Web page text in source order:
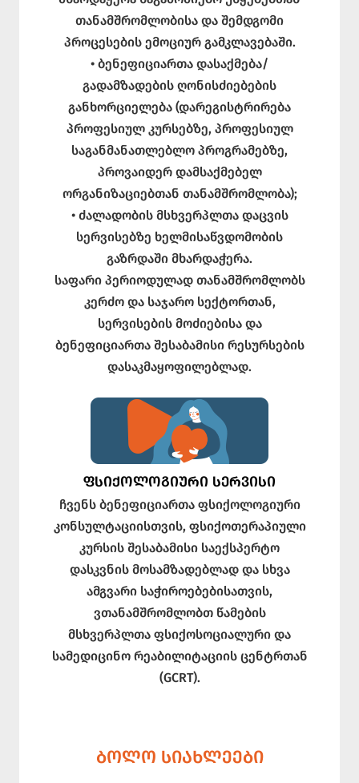
თანამშრომლობისა და შემდგომი
პროცესების ემოციურ გამკლავებაში.
• ბენეფიციართა დასაქმება/
გადამზადების ღონისძიებების
განხორციელება (დარეგისტრირება
პროფესიულ კურსებზე, პროფესიულ
საგანმანათლებლო პროგრამებზე,
პროვაიდერ დამსაქმებელ
ორგანიზაციებთან თანამშრომლობა);
• ძალადობის მსხვერპლთა დაცვის
სერვისებზე ხელმისაწვდომობის
გაზრდაში მხარდაჭერა.
საფარი პერიოდულად თანამშრომლობს
კერძო და საჯარო სექტორთან,
სერვისების მოძიებისა და
ბენეფიციართა შესაბამისი რესურსების
დასაკმაყოფილებლად.
ᲤᲡᲘᲥᲝᲚᲝᲒᲘᲣᲠᲘ ᲡᲔᲠᲕᲘᲡᲘ
ჩვენს ბენეფიციართა ფსიქოლოგიური
კონსულტაციისთვის, ფსიქოთერაპიული
კურსის შესაბამისი საექსპერტო
დასკვნის მოსამზადებლად და სხვა
ამგვარი საჭიროებებისათვის,
ვთანამშრომლობთ წამების
მსხვერპლთა ფსიქოსოციალური და
სამედიცინო რეაბილიტაციის ცენტრთან
(GCRT).
ᲑᲝᲚᲝ ᲡᲘᲐᲮᲚᲔᲔᲑᲘ